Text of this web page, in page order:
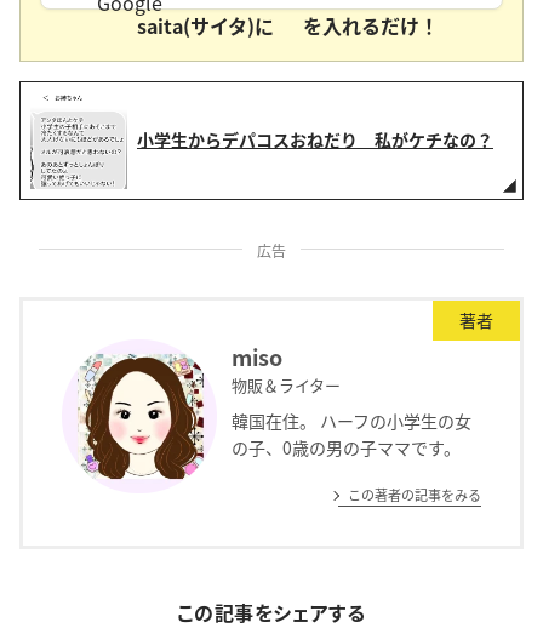
saita(サイタ)に
を入れるだけ！
小学生からデパコスおねだり 私がケチなの？
広告
著者
miso
物販＆ライター
韓国在住。 ハーフの小学生の女
の子、0歳の男の子ママです。
この著者の記事をみる
この記事をシェアする